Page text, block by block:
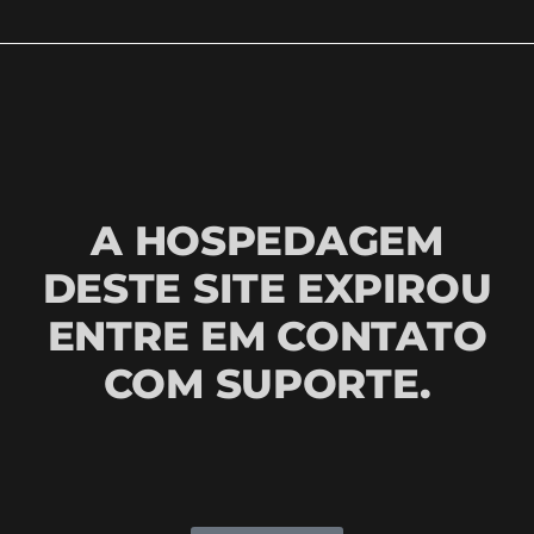
A HOSPEDAGEM
DESTE SITE EXPIROU
ENTRE EM CONTATO
COM SUPORTE.